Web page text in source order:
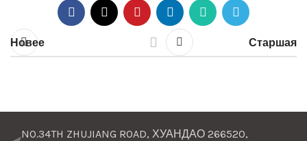
Новее Старшая
NO.34TH ZHUJIANG ROAD, ХУАНДАО 266520,